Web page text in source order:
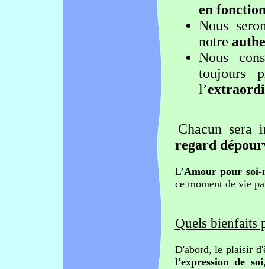
en
Nous
notre
Nous
toujours
l’
Chacun sera
regard
L’Amour pour soi-
ce moment de vie
Quels bienfaits
D'abord, le plaisir
l'expression de soi